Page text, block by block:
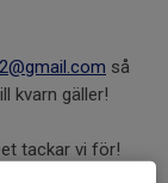
så
kvarn gäller!
tackar vi för!